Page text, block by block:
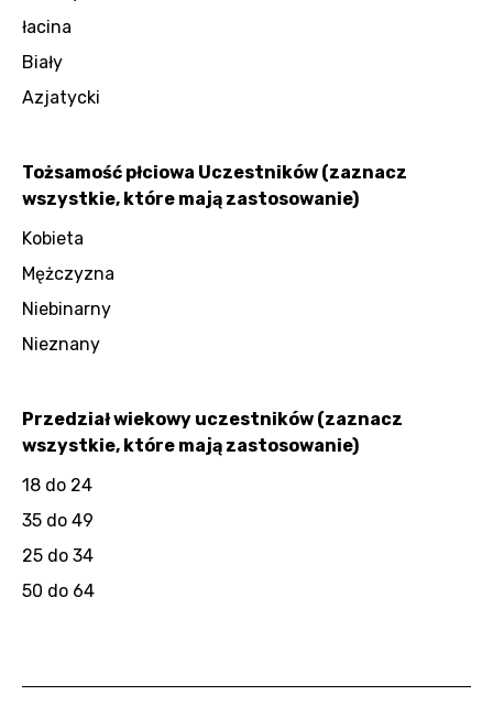
łacina
Biały
Azjatycki
Tożsamość płciowa Uczestników (zaznacz
wszystkie, które mają zastosowanie)
Kobieta
Mężczyzna
Niebinarny
Nieznany
Przedział wiekowy uczestników (zaznacz
wszystkie, które mają zastosowanie)
18 do 24
35 do 49
25 do 34
50 do 64